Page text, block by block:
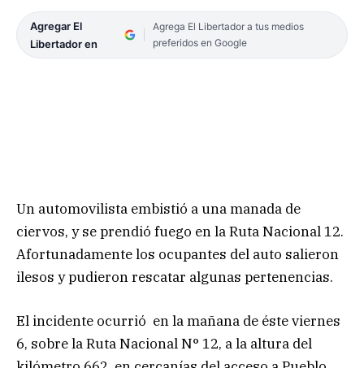
Agregar El
Libertador en
Agrega El Libertador a tus medios
preferidos en Google
Un automovilista embistió a una manada de
ciervos, y se prendió fuego en la Ruta Nacional 12.
Afortunadamente los ocupantes del auto salieron
ilesos y pudieron rescatar algunas pertenencias.
El incidente ocurrió en la mañana de éste viernes
6, sobre la Ruta Nacional N° 12, a la altura del